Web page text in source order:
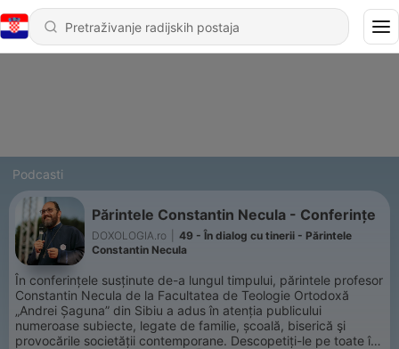
Podcasti
Părintele Constantin Necula - Conferințe
DOXOLOGIA.ro
49 - În dialog cu tinerii - Părintele
Constantin Necula
În conferințele susținute de-a lungul timpului, părintele profesor
Constantin Necula de la Facultatea de Teologie Ortodoxă
„Andrei Șaguna” din Sibiu a adus în atenția publicului
numeroase subiecte, legate de familie, școală, biserică şi
provocările societății contemporane. Descopetiți-le pe toate în